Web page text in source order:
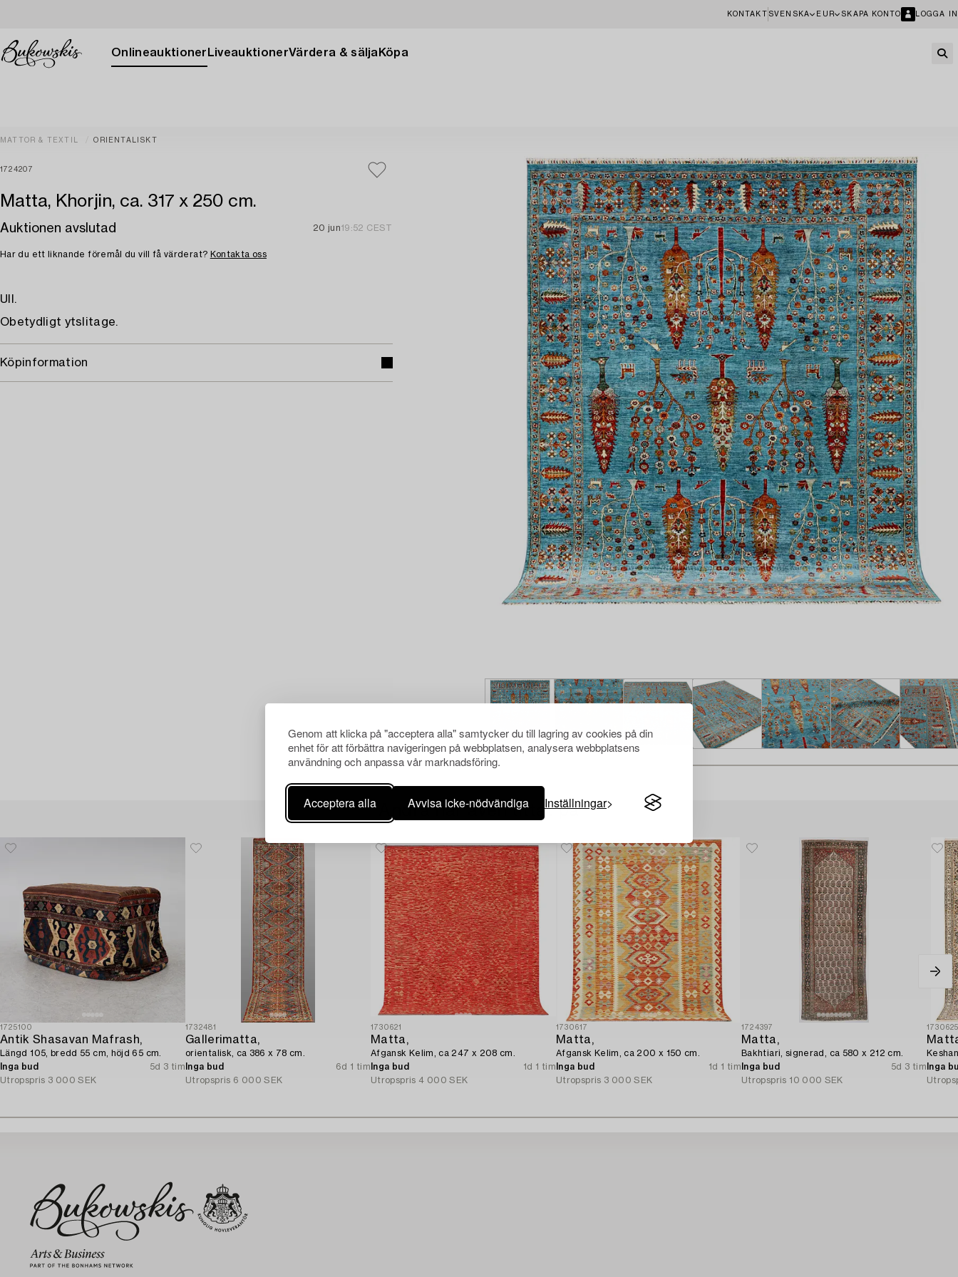
Genom att klicka på "acceptera alla" samtycker du till lagring av cookies på din
enhet för att förbättra navigeringen på webbplatsen, analysera webbplatsens
användning och anpassa vår marknadsföring.
Acceptera alla Avvisa icke-nödvändiga Inställningar
KONTAKT SVENSKA EUR SKAPA KONTO LOGGA IN
Onlineauktioner LiveauktionerVärdera & sälja Köpa
MATTOR & TEXTIL ORIENTALISKT
1724207
Matta, Khorjin, ca. 317 x 250 cm.
Auktionen avslutad 20 jun19:52 CEST
Har du ett liknande föremål du vill få värderat? Kontakta oss
Ull.
Obetydligt ytslitage.
Köpinformation
Andra har även tittat på
1725100
Antik Shasavan Mafrash,
Längd 105, bredd 55 cm, höjd 65 cm.
Inga bud
5d 3 tim
Utropspris 3 000 SEK
1732481
Gallerimatta,
orientalisk, ca 386 x 78 cm.
Inga bud
6d 1 tim
Utropspris 6 000 SEK
1730621
Matta,
Afgansk Kelim, ca 247 x 208 cm.
Inga bud
1d 1 tim
Utropspris 4 000 SEK
1730617
Matta,
Afgansk Kelim, ca 200 x 150 cm.
Inga bud
1d 1 tim
Utropspris 3 000 SEK
1724397
Matta,
Bakhtiari, signerad, ca 580 x 212 cm.
Inga bud
5d 3 tim
Utropspris 10 000 SEK
Inga